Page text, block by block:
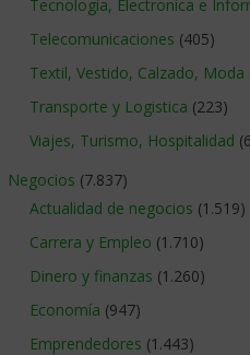
Tecnologia, Electronica e
Telecomunicaciones (405)
Textil, Vestido, Calzado, Moda
Transporte y Logistica (223)
Viajes, Turismo, Hospitalidad
Negocios (7.837)
Actualidad de negocios (1.519)
Carrera y Empleo (1.710)
Dinero y finanzas (1.260)
Economía (947)
Emprendedores (1.443)